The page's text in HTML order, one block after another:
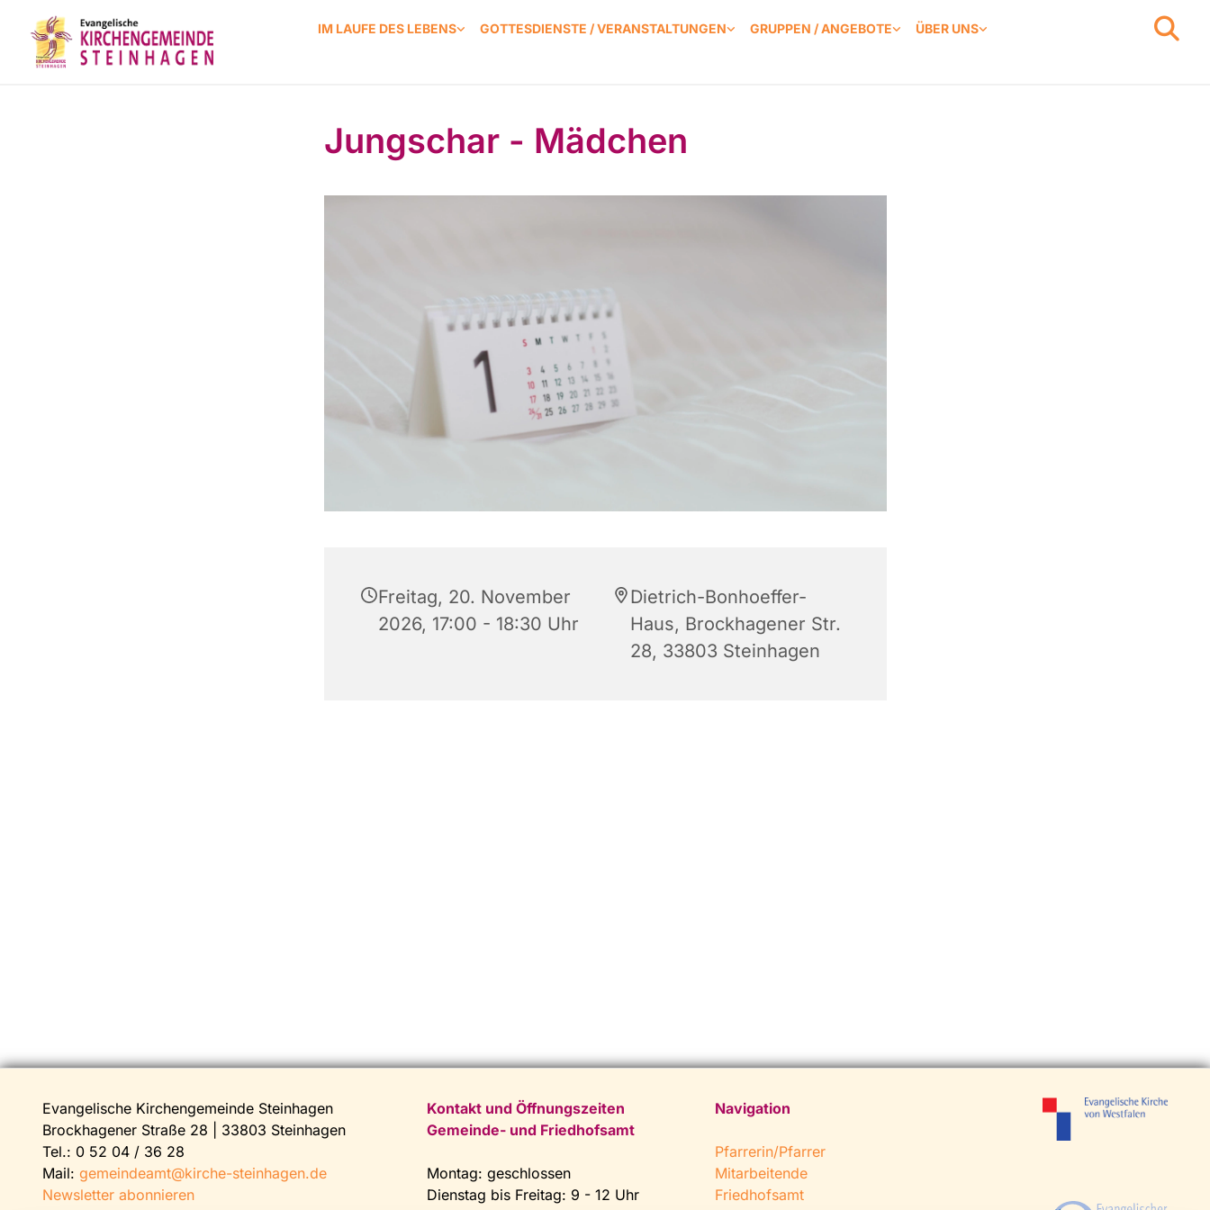
IM LAUFE DES LEBENS GOTTESDIENSTE / VERANSTALTUNGEN GRUPPEN / ANGEBOTE ÜBER UNS
Jungschar - Mädchen
Freitag, 20. November
2026, 17:00 - 18:30 Uhr
Dietrich-Bonhoeffer-
Haus, Brockhagener Str.
28, 33803 Steinhagen
Evangelische Kirchengemeinde Steinhagen
Brockhagener Straße 28 | 33803 Steinhagen
Tel.: 0 52 04 / 36 28
Mail: gemeindeamt@kirche-steinhagen.de
Newsletter abonnieren
Kontakt und Öffnungszeiten
Gemeinde- und Friedhofsamt
Montag: geschlossen
Dienstag bis Freitag: 9 - 12 Uhr
Navigation
Pfarrerin/Pfarrer
Mitarbeitende
Friedhofsamt